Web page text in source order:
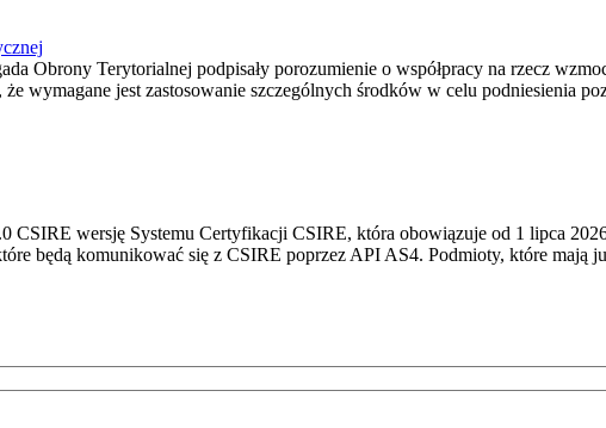
Obrony Terytorialnej podpisały porozumienie o współpracy na rzecz
wymagane jest zastosowanie szczególnych środków w celu podniesienia
CSIRE wersję Systemu Certyfikacji CSIRE, która obowiązuje od 1 lipca
będą komunikować się z CSIRE poprzez API AS4. Podmioty, które mają